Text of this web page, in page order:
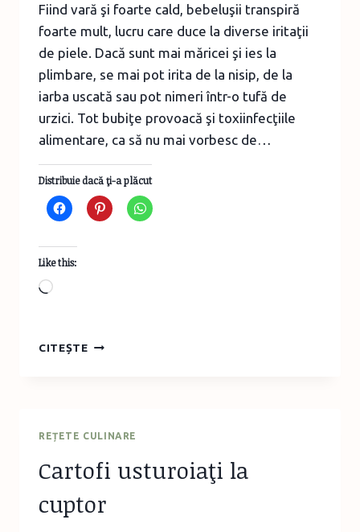
Fiind vară şi foarte cald, bebeluşii transpiră
foarte mult, lucru care duce la diverse iritaţii
de piele. Dacă sunt mai măricei şi ies la
plimbare, se mai pot irita de la nisip, de la
iarba uscată sau pot nimeri într-o tufă de
urzici. Tot bubiţe provoacă şi toxiinfecţiile
alimentare, ca să nu mai vorbesc de…
Distribuie dacă ţi-a plăcut
Like this:
Loading…
CITEȘTEIRITAŢIILE
REȚETE CULINARE
Cartofi usturoiaţi la
cuptor